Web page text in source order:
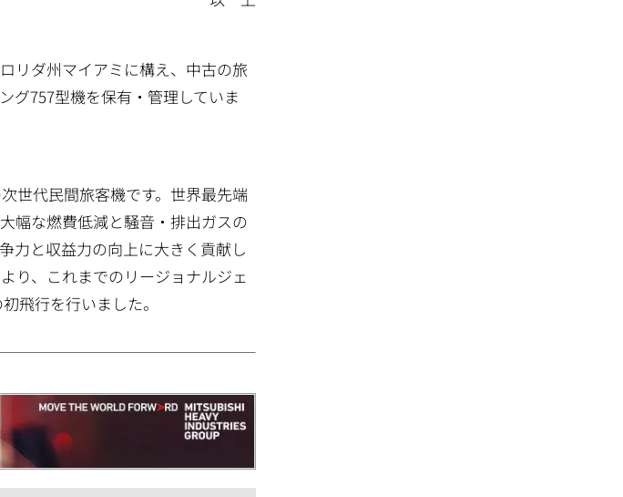
リダ州マイアミに構え、中古の旅
グ757型機を保有・管理していま
世代民間旅客機です。世界最先端
幅な燃費低減と騒音・排出ガスの
力と収益力の向上に大きく貢献し
り、これまでのリージョナルジェ
飛行を行いました。